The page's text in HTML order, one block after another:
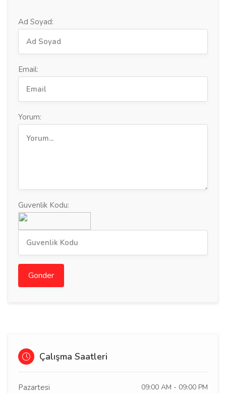
Ad Soyad:
Email:
Yorum:
Guvenlik Kodu:
Gonder
Çalışma Saatleri
Pazartesi 09:00 AM - 09:00 PM